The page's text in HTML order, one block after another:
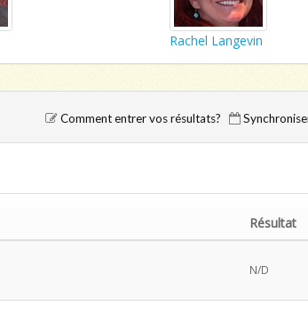
Rachel Langevin
Comment entrer vos résultats?
Résultat
N/D